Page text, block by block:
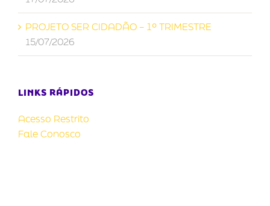
PROJETO SER CIDADÃO – 1º TRIMESTRE
15/07/2026
LINKS RÁPIDOS
Acesso Restrito
Fale Conosco